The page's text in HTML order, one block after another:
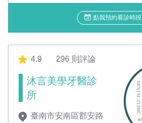
點我預約看診時段
4.9 296 則評論
沐言美學牙醫診
所
臺南市安南區郡安路